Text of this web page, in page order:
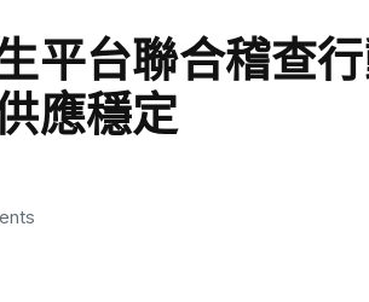
平台聯合稽查
應穩定